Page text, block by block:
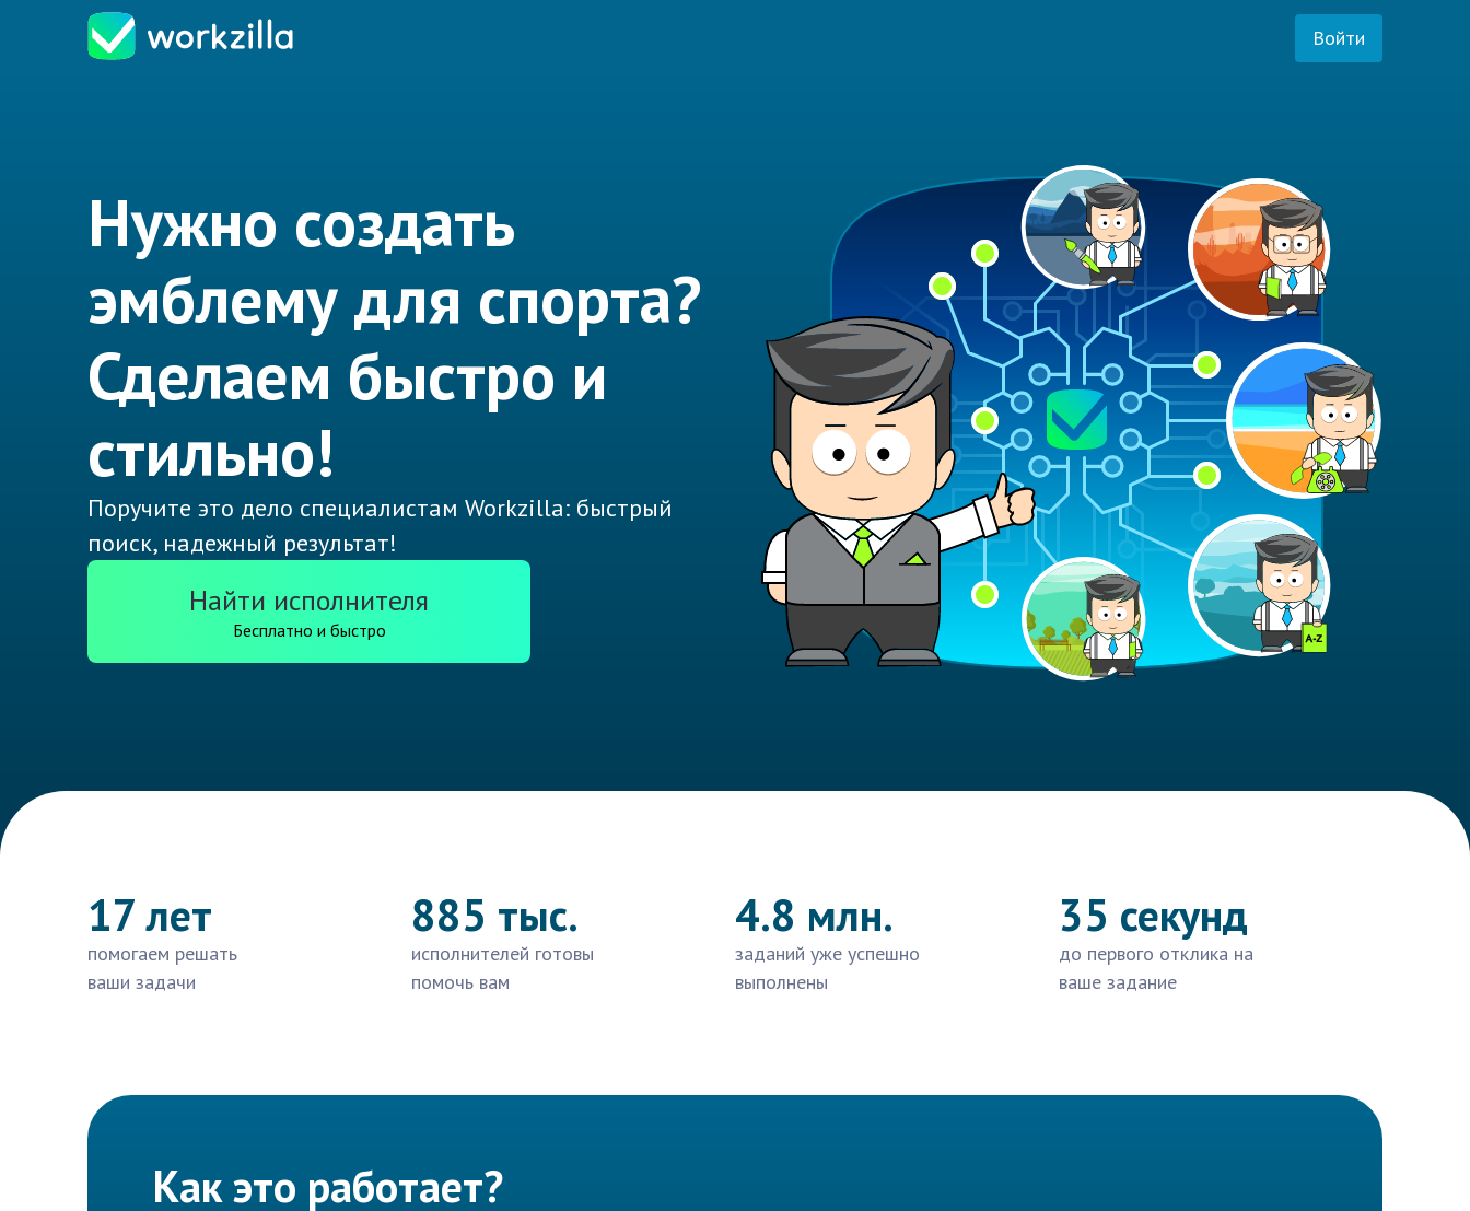
Войти
Нужно создать
эмблему для спорта?
Сделаем быстро и
стильно!
Поручите это дело специалистам Workzilla: быстрый
поиск, надежный результат!
Найти исполнителя
Бесплатно и быстро
17 лет
помогаем решать
ваши задачи
885 тыс.
исполнителей готовы
помочь вам
4.8 млн.
заданий уже успешно
выполнены
35 секунд
до первого отклика на
ваше задание
Как это работает?